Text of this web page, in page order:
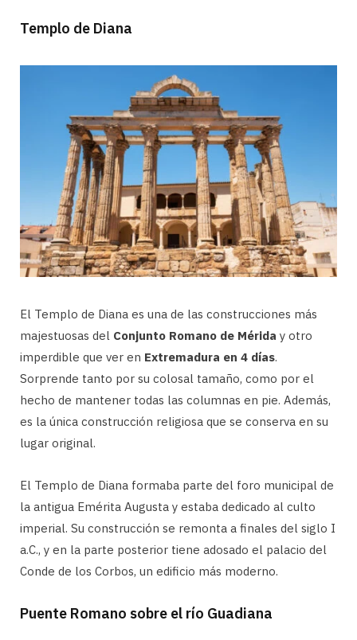
Templo de Diana
El Templo de Diana es una de las construcciones más
majestuosas del Conjunto Romano de Mérida y otro
imperdible que ver en Extremadura en 4 días.
Sorprende tanto por su colosal tamaño, como por el
hecho de mantener todas las columnas en pie. Además,
es la única construcción religiosa que se conserva en su
lugar original.
El Templo de Diana formaba parte del foro municipal de
la antigua Emérita Augusta y estaba dedicado al culto
imperial. Su construcción se remonta a finales del siglo I
a.C., y en la parte posterior tiene adosado el palacio del
Conde de los Corbos, un edificio más moderno.
Puente Romano sobre el río Guadiana